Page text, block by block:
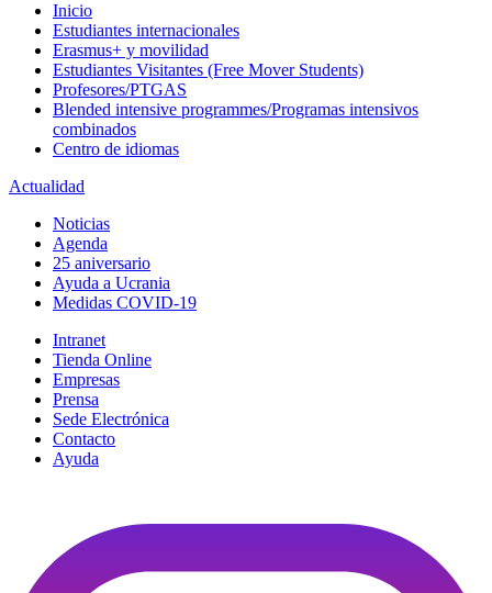
Inicio
Estudiantes internacionales
Erasmus+ y movilidad
Estudiantes Visitantes (Free Mover Students)
Profesores/PTGAS
Blended intensive programmes/Programas intensivos
combinados
Centro de idiomas
Actualidad
Noticias
Agenda
25 aniversario
Ayuda a Ucrania
Medidas COVID-19
Intranet
Tienda Online
Empresas
Prensa
Sede Electrónica
Contacto
Ayuda